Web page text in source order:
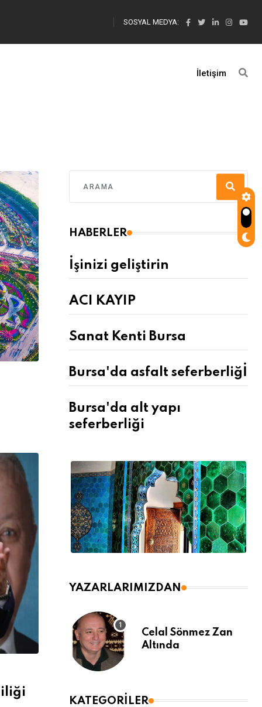
SOSYAL MEDYA:
İletişim
HABERLER
İşinizi geliştirin
ACI KAYIP
Sanat Kenti Bursa
Bursa'da asfalt seferberliğİ
Bursa'da alt yapı
seferberliği
YAZARLARIMIZDAN
Celal Sönmez Zan
Altında
KATEGORILER